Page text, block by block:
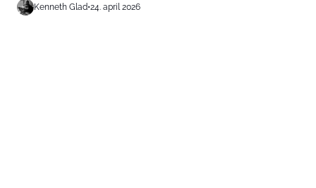
Kenneth Glad•24. april 2026